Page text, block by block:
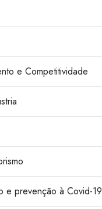
e Competitividade
e prevenção à Covid-19